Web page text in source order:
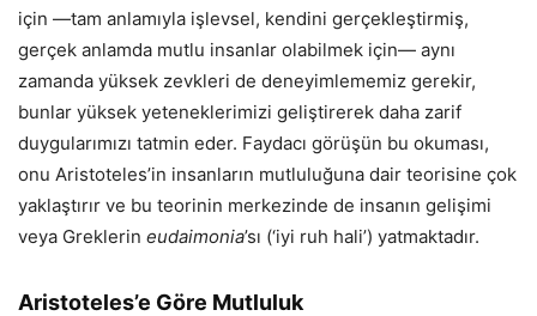
için —tam anlamıyla işlevsel, kendini gerçekleştirmiş,
gerçek anlamda mutlu insanlar olabilmek için— aynı
zamanda yüksek zevkleri de deneyimlememiz gerekir,
bunlar yüksek yeteneklerimizi geliştirerek daha zarif
duygularımızı tatmin eder. Faydacı görüşün bu okuması,
onu Aristoteles’in insanların mutluluğuna dair teorisine çok
yaklaştırır ve bu teorinin merkezinde de insanın gelişimi
veya Greklerin eudaimonia’sı (‘iyi ruh hali’) yatmaktadır.
Aristoteles’e Göre Mutluluk